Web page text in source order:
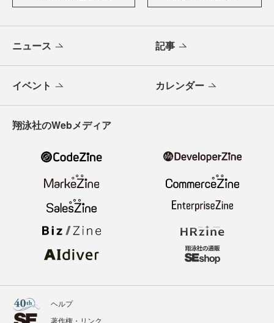
ニュース 記事
イベント カレンダー
翔泳社のWebメディア
ヘルプ
著作権・リンク